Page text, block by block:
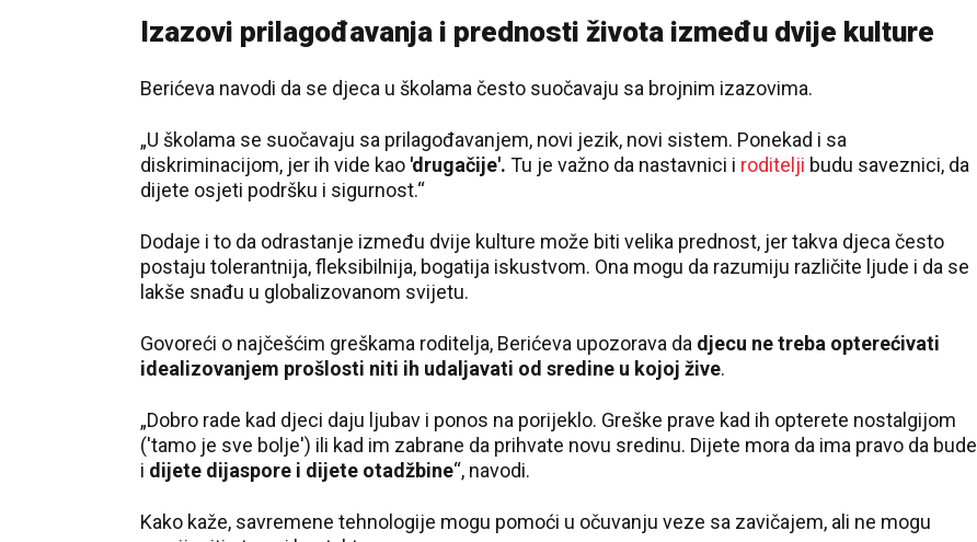
Izazovi prilagođavanja i prednosti života između dvije kulture
Berićeva navodi da se djeca u školama često suočavaju sa brojnim izazovima.
„U školama se suočavaju sa prilagođavanjem, novi jezik, novi sistem. Ponekad i sa
diskriminacijom, jer ih vide kao 'drugačije'. Tu je važno da nastavnici i roditelji budu saveznici, da
dijete osjeti podršku i sigurnost.“
Dodaje i to da odrastanje između dvije kulture može biti velika prednost, jer takva djeca često
postaju tolerantnija, fleksibilnija, bogatija iskustvom. Ona mogu da razumiju različite ljude i da se
lakše snađu u globalizovanom svijetu.
Govoreći o najčešćim greškama roditelja, Berićeva upozorava da djecu ne treba opterećivati
idealizovanjem prošlosti niti ih udaljavati od sredine u kojoj žive.
„Dobro rade kad djeci daju ljubav i ponos na porijeklo. Greške prave kad ih opterete nostalgijom
('tamo je sve bolje') ili kad im zabrane da prihvate novu sredinu. Dijete mora da ima pravo da bude
i dijete dijaspore i dijete otadžbine“, navodi.
Kako kaže, savremene tehnologije mogu pomoći u očuvanju veze sa zavičajem, ali ne mogu
25 °C